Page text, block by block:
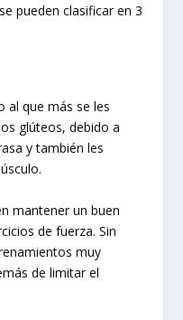
pueden clasificar en 3
al que más se les
glúteos, debido a
y también les
mantener un buen
de fuerza. Sin
muy
de limitar el